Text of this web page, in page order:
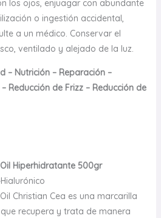
los ojos, enjuagar con abundante
o ingestión accidental,
a un médico. Conservar el
ventilado y alejado de la luz.
– Nutrición – Reparación –
Reducción de Frizz – Reducción de
Hiperhidratante 500gr
Christian Cea es una marcarilla
recupera y trata de manera